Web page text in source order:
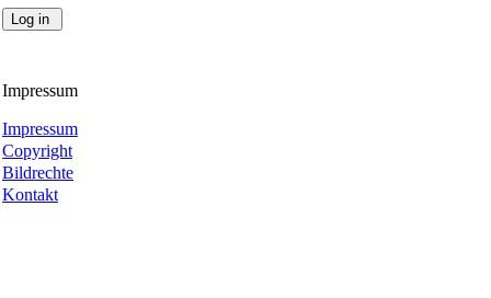
Impressum
Impressum
Copyright
Bildrechte
Kontakt